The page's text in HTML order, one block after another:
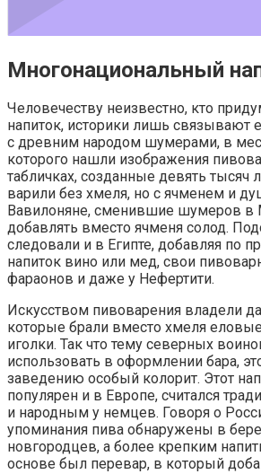
Многонациональный
Человечеству неизвестно, кто
напиток, историки лишь связывают
с древним народом шумерами, в
которого нашли изображения
табличках, созданные девять тысяч
варили без хмеля, но с ячменем и
Вавилоняне, сменившие шумеров в
добавлять вместо ячменя солод.
следовали и в Египте, добавляя по
напиток вино или мед, свои
фараонов и даже у Нефертити.
Искусством пивоварения владели
которые брали вместо хмеля
иголки. Так что тему северных
использовать в оформлении бара,
заведению особый колорит. Этот
популярен и в Европе, считался
и народным у немцев. Говоря о
упоминания пива обнаружены в
новгородцев, а более крепким
основе был перевар, в который